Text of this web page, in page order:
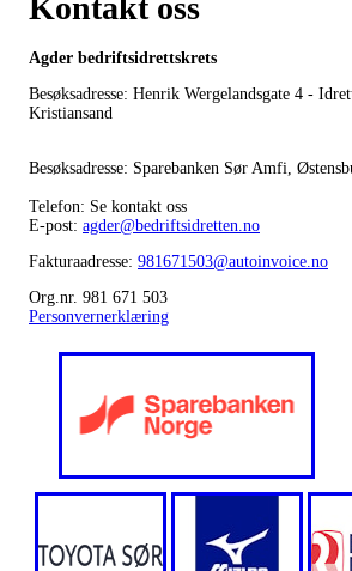
Agder bedriftsidrettskrets
Besøksadresse: Henrik Wergelandsgate 4 -
Kristiansand
Besøksadresse: Sparebanken Sør Amfi,
Telefon: Se kontakt oss
E-post: agder@bedriftsidretten.no
Fakturaadresse: 981671503@autoinvoice.no
Org.nr. 981 671 503
Personvernerklæring